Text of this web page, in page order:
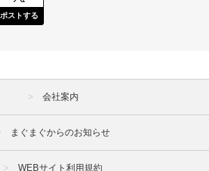
ポストする
会社案内
まぐまぐからのお知らせ
WEBサイト利用規約